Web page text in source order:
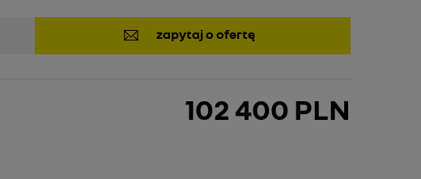
zapytaj o ofertę
102 400 PLN